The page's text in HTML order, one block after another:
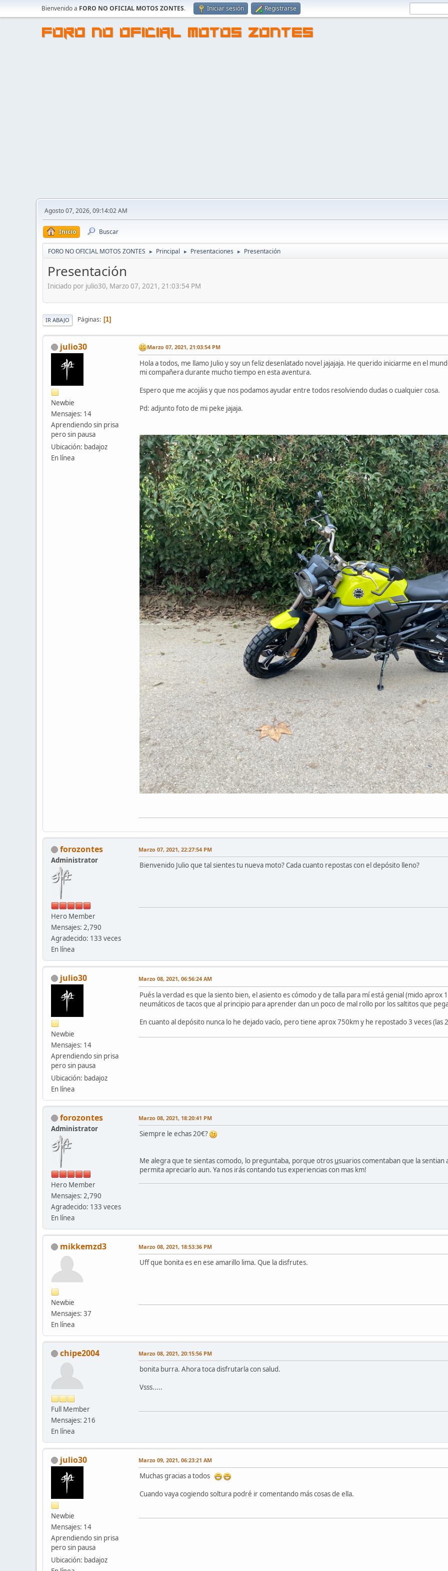
Bienvenido a FORO NO OFICIAL MOTOS ZONTES. Iniciar sesión Registrarse
FORO NO OFICIAL MOTOS ZONTES
Agosto 07, 2026, 09:14:02 AM
Inicio Buscar
FORO NO OFICIAL MOTOS ZONTES ► Principal ► Presentaciones ► Presentación
Presentación
Iniciado por julio30, Marzo 07, 2021, 21:03:54 PM
IR ABAJO Páginas 1
julio30
Newbie
Mensajes: 14
Aprendiendo sin prisa
pero sin pausa
Ubicación: badajoz
En línea
Marzo 07, 2021, 21:03:54 PM
Hola a todos, me llamo Julio y soy un feliz desenlatado novel jajajaja. He querido iniciarme en el
mi compañera durante mucho tiempo en esta aventura.
Espero que me acojáis y que nos podamos ayudar entre todos resolviendo dudas o cualquier cosa.
Pd: adjunto foto de mi peke jajaja.
forozontes
Administrator
Hero Member
Mensajes: 2,790
Agradecido: 133 veces
En línea
Marzo 07, 2021, 22:27:54 PM
Bienvenido Julio que tal sientes tu nueva moto? Cada cuanto repostas con el depósito lleno?
julio30
Newbie
Mensajes: 14
Aprendiendo sin prisa
pero sin pausa
Ubicación: badajoz
En línea
Marzo 08, 2021, 06:56:24 AM
Pués la verdad es que la siento bien, el asiento es cómodo y de talla para mí está genial (mido
neumáticos de tacos que al principio para aprender dan un poco de mal rollo por los saltitos que
En cuanto al depósito nunca lo he dejado vacío, pero tiene aprox 750km y he repostado 3 veces (las
forozontes
Administrator
Hero Member
Mensajes: 2,790
Agradecido: 133 veces
En línea
Marzo 08, 2021, 18:20:41 PM
Siempre le echas 20€?
Me alegra que te sientas comodo, lo preguntaba, porque otros usuarios comentaban que la
permita apreciarlo aun. Ya nos irás contando tus experiencias con mas km!
mikkemzd3
Newbie
Mensajes: 37
En línea
Marzo 08, 2021, 18:53:36 PM
Uff que bonita es en ese amarillo lima. Que la disfrutes.
chipe2004
Full Member
Mensajes: 216
En línea
Marzo 08, 2021, 20:15:56 PM
bonita burra. Ahora toca disfrutarla con salud.
Vsss.....
julio30
Newbie
Mensajes: 14
Aprendiendo sin prisa
pero sin pausa
Ubicación: badajoz
Marzo 09, 2021, 06:23:21 AM
Muchas gracias a todos
Cuando vaya cogiendo soltura podré ir comentando más cosas de ella.